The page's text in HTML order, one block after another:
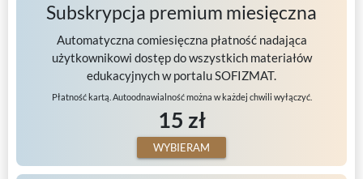
Subskrypcja premium miesięczna
Automatyczna comiesięczna płatność nadająca
użytkownikowi dostęp do wszystkich materiałów
edukacyjnych w portalu SOFIZMAT.
Płatność kartą. Autoodnawialność można w każdej chwili wyłączyć.
15 zł
WYBIERAM